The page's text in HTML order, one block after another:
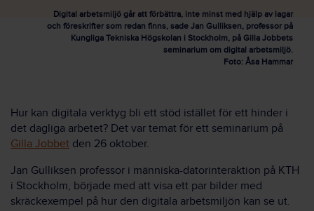
Digital arbetsmiljö går att förbättra, inte minst med hjälp av lagar
och föreskrifter som redan finns, sade Jan Gulliksen, professor på
Kungliga Tekniska Högskolan i Stockholm, på Gilla Jobbets
seminarium om digital arbetsmiljö.
Foto: Åsa Hammar
Hur kan digitala verktyg bli ett stöd istället för ett hinder i
det dagliga arbetet? Det var temat för ett seminarium på
Gilla Jobbet den 26 oktober.
Jan Gulliksen professor i människa-datorinteraktion på KTH
i Stockholm, började med att visa ett par bilder med
skräckexempel på hur den digitala arbetsmiljön kan se ut.